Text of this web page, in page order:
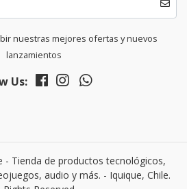
nuestras mejores ofertas y nuevos
lanzamientos
Us:
- Tienda de productos tecnológicos,
audio y más. - Iquique, Chile.